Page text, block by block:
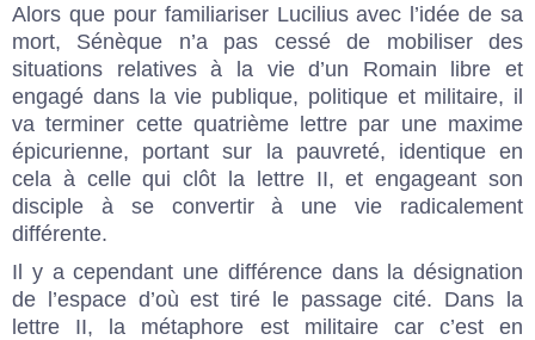
Alors que pour familiariser Lucilius avec l’idée de sa
mort, Sénèque n’a pas cessé de mobiliser des
situations relatives à la vie d’un Romain libre et
engagé dans la vie publique, politique et militaire, il
va terminer cette quatrième lettre par une maxime
épicurienne, portant sur la pauvreté, identique en
cela à celle qui clôt la lettre II, et engageant son
disciple à se convertir à une vie radicalement
différente.
Il y a cependant une différence dans la désignation
de l’espace d’où est tiré le passage cité. Dans la
lettre II, la métaphore est militaire car c’est en